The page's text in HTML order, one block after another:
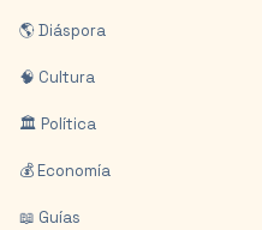
🌎 Diáspora
🧠 Cultura
🏛️ Política
💰 Economía
📖 Guías